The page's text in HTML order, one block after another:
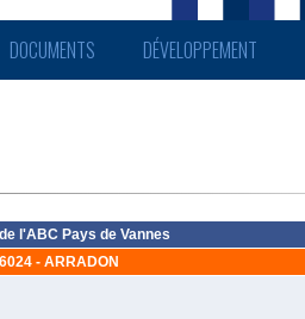
DOCUMENTS DÉVELOPPEMENT
l'ABC Pays de Vannes
- ARRADON